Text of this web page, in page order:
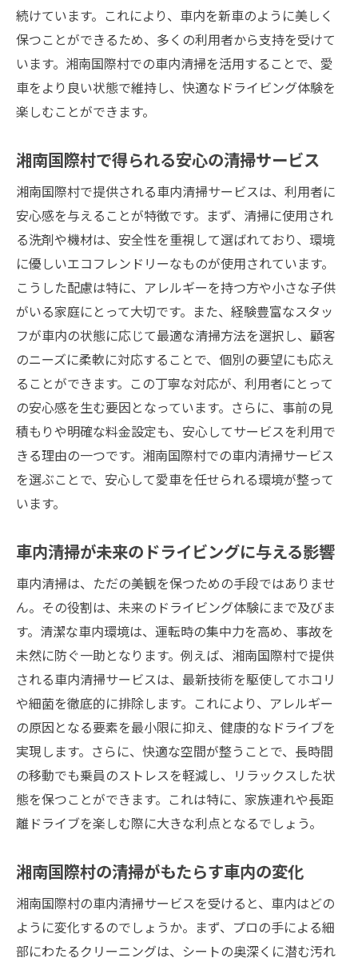
続けています。これにより、車内を新車のように美しく
保つことができるため、多くの利用者から支持を受けて
います。湘南国際村での車内清掃を活用することで、愛
車をより良い状態で維持し、快適なドライビング体験を
楽しむことができます。
湘南国際村で得られる安心の清掃サービス
湘南国際村で提供される車内清掃サービスは、利用者に
安心感を与えることが特徴です。まず、清掃に使用され
る洗剤や機材は、安全性を重視して選ばれており、環境
に優しいエコフレンドリーなものが使用されています。
こうした配慮は特に、アレルギーを持つ方や小さな子供
がいる家庭にとって大切です。また、経験豊富なスタッ
フが車内の状態に応じて最適な清掃方法を選択し、顧客
のニーズに柔軟に対応することで、個別の要望にも応え
ることができます。この丁寧な対応が、利用者にとって
の安心感を生む要因となっています。さらに、事前の見
積もりや明確な料金設定も、安心してサービスを利用で
きる理由の一つです。湘南国際村での車内清掃サービス
を選ぶことで、安心して愛車を任せられる環境が整って
います。
車内清掃が未来のドライビングに与える影響
車内清掃は、ただの美観を保つための手段ではありませ
ん。その役割は、未来のドライビング体験にまで及びま
す。清潔な車内環境は、運転時の集中力を高め、事故を
未然に防ぐ一助となります。例えば、湘南国際村で提供
される車内清掃サービスは、最新技術を駆使してホコリ
や細菌を徹底的に排除します。これにより、アレルギー
の原因となる要素を最小限に抑え、健康的なドライブを
実現します。さらに、快適な空間が整うことで、長時間
の移動でも乗員のストレスを軽減し、リラックスした状
態を保つことができます。これは特に、家族連れや長距
離ドライブを楽しむ際に大きな利点となるでしょう。
湘南国際村の清掃がもたらす車内の変化
湘南国際村の車内清掃サービスを受けると、車内はどの
ように変化するのでしょうか。まず、プロの手による細
部にわたるクリーニングは、シートの奥深くに潜む汚れ